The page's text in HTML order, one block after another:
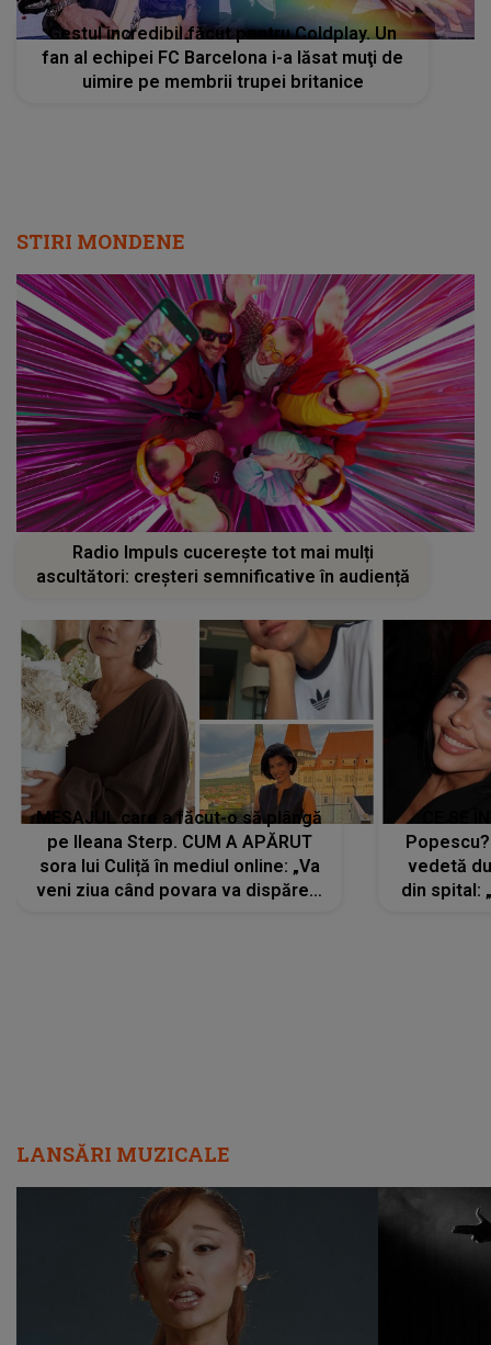
Gestul incredibil făcut pentru Coldplay. Un
fan al echipei FC Barcelona i-a lăsat muţi de
uimire pe membrii trupei britanice
STIRI MONDENE
Radio Impuls cucerește tot mai mulți
ascultători: creșteri semnificative în audiență
MESAJUL care a făcut-o să plângă
pe Ileana Sterp. CUM A APĂRUT
sora lui Culiță în mediul online: „Va
veni ziua când povara va dispărea,
vedetă
din spital:
LANSĂRI MUZICALE